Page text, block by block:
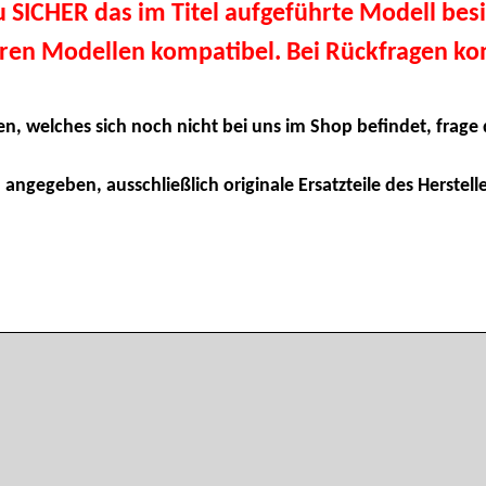
das im Titel aufgeführte Modell
Modellen kompatibel. Bei Rückfragen
welches sich noch nicht bei uns im Shop befindet,
ausschließlich originale Ersatzteile des